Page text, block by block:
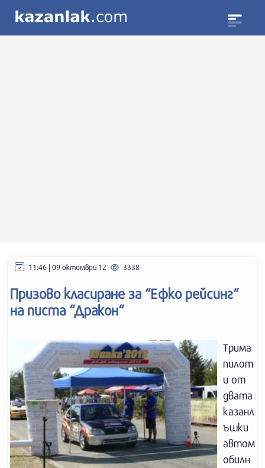
11:46 | 09 октомври 12 3338
Призово класиране за “Ефко рейсинг“
на писта “Дракон“
Трима
пилот
и от
двата
казанл
ъшки
автом
обилн